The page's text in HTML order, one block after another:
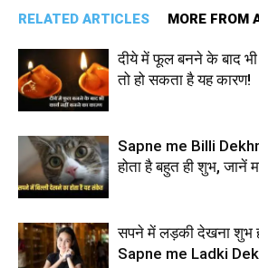
RELATED ARTICLES MORE FROM
दीये में फूल बनने के बाद भी
तो हो सकता है यह कारण!
Sapne me Billi
होता है बहुत ही शुभ, जानें
सपने में लड़की देखना शुभ
Sapne me Ladki